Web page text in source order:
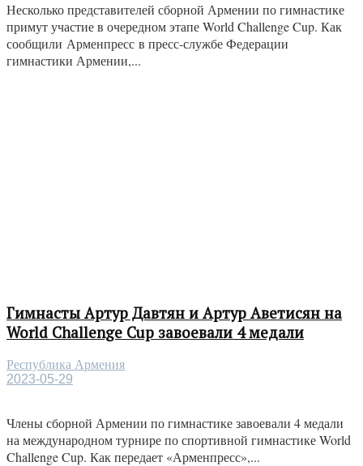
Несколько представителей сборной Армении по гимнастике
примут участие в очередном этапе World Challenge Cup. Как
сообщили Арменпресс в пресс-службе Федерации
гимнастики Армении,...
Гимнасты Артур Давтян и Артур Аветисян на
World Challenge Cup завоевали 4 медали
Республика Армения
2023-05-29
Члены сборной Армении по гимнастике завоевали 4 медали
на международном турнире по спортивной гимнастике World
Challenge Cup. Как передает «Арменпресс»,...